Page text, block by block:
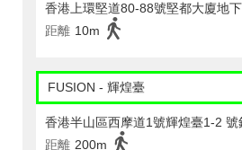
香港上環堅道80-88號堅都大廈地
距離 10m
FUSION - 輝煌臺
香港半山區西摩道1號輝煌臺1-2 號
距離 200m